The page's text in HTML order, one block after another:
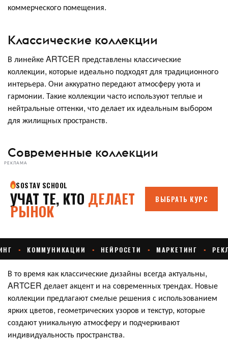
коммерческого помещения.
Классические коллекции
В линейке ARTCER представлены классические
коллекции, которые идеально подходят для традиционного
интерьера. Они аккуратно передают атмосферу уюта и
гармонии. Такие коллекции часто используют теплые и
нейтральные оттенки, что делает их идеальным выбором
для жилищных пространств.
Современные коллекции
РЕКЛАМА
В то время как классические дизайны всегда актуальны,
ARTCER делает акцент и на современных трендах. Новые
коллекции предлагают смелые решения с использованием
ярких цветов, геометрических узоров и текстур, которые
создают уникальную атмосферу и подчеркивают
индивидуальность пространства.